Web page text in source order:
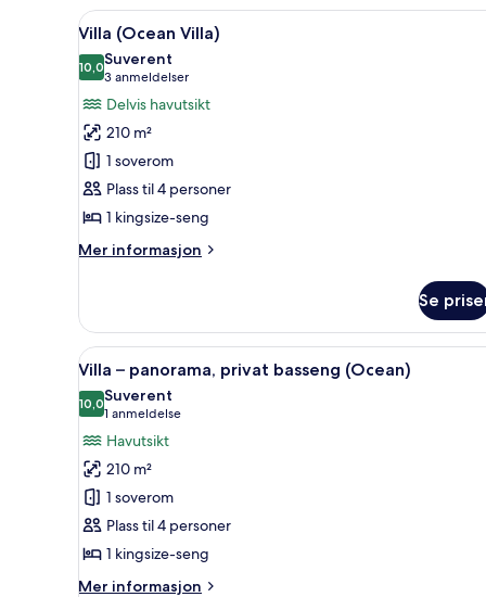
Åpne
alle
bildene
av
Villa
(Ocean
Villa)
Villa (Ocean Villa) | Utsikt fra
16
Villa (Ocean Villa)
10,010,0 av 10
Suverent
3 anmeldelser
(3
anmeldelser)
Delvis havutsikt
210 m²
1 soverom
Plass til 4 personer
1 kingsize-seng
Mer informasjon
Mer
(Ocean
Villa)
Se
Åpne
alle
bildene
av
Villa
–
panorama,
privat
basseng
(Ocean)
Villa – panorama, privat
17
Villa – panorama, privat basseng (Ocean)
10,010,0 av 10
Suverent
1 anmeldelse
(1
anmeldelse)
Havutsikt
210 m²
1 soverom
Plass til 4 personer
1 kingsize-seng
Mer informasjon
Mer